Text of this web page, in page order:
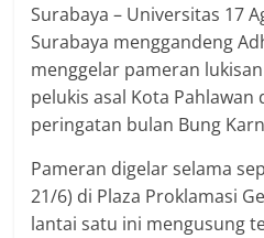
Surabaya – Universitas 17
Surabaya menggandeng
menggelar pameran
pelukis asal Kota
peringatan bulan Bung
Pameran digelar selama
21/6) di Plaza Proklamasi
lantai satu ini mengusung